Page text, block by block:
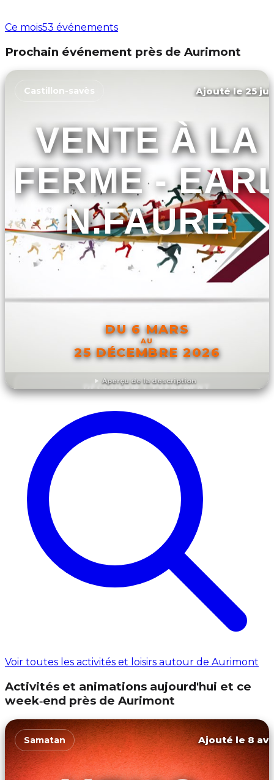
Ce mois53 événements
Prochain événement près de Aurimont
Aperçu de la description
Castillon-savès Ajouté le 25
VENTE À LA
FERME -
N.FAURE
DU 6 MARS
AU
25 DÉCEMBRE 2026
DÉCOUVRIR L'ÉVÉNEMENT
Voir toutes les activités et loisirs autour de Aurimont
Activités et animations aujourd'hui et ce
week‑end près de Aurimont
Samatan Ajouté le 8